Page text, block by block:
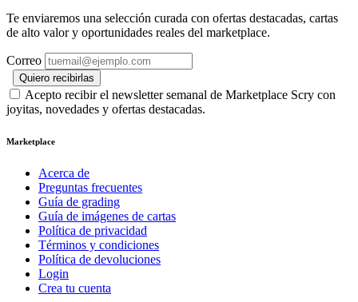
Te enviaremos una selección curada con ofertas destacadas, cartas
de alto valor y oportunidades reales del marketplace.
Correo
Quiero recibirlas
Acepto recibir el newsletter semanal de Marketplace Scry con
joyitas, novedades y ofertas destacadas.
Marketplace
Acerca de
Preguntas frecuentes
Guía de grading
Guía de imágenes de cartas
Política de privacidad
Términos y condiciones
Política de devoluciones
Login
Crea tu cuenta